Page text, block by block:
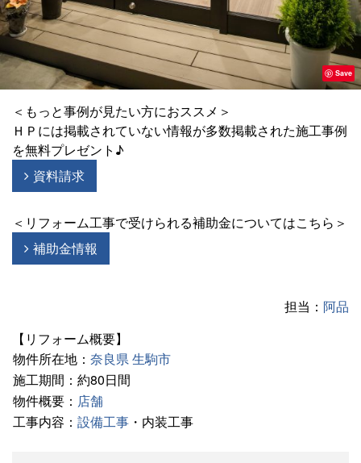
Save
＜もっと事例が見たい方におススメ＞
ＨＰには掲載されていない情報が多数掲載された施工事例
を無料プレゼント♪
資料請求
＜リフォーム工事で受けられる補助金についてはこちら＞
補助金情報
担当： 阿品
【リフォーム概要】
物件所在地： 奈良県生駒市
施工期間：約80日間
物件概要： 店舗
工事内容： 設備工事 ・内装工事